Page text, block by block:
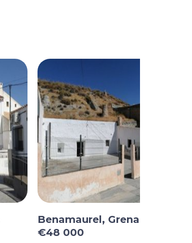
Benamaurel, Grenade
€48 000